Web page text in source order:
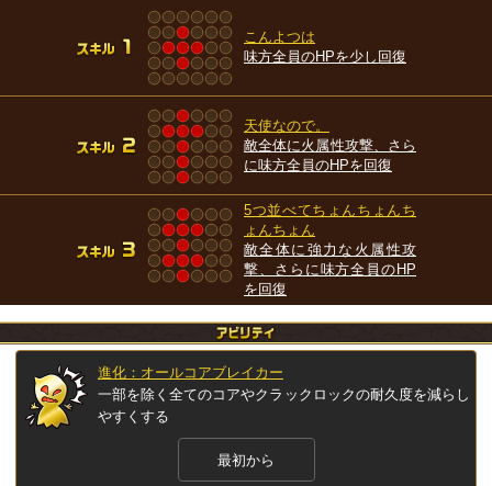
こんよつは
味方全員のHPを少し回復
天使なので。
敵全体に火属性攻撃、さら
に味方全員のHPを回復
5つ並べてちょんちょんち
ょんちょん
敵全体に強力な火属性攻
撃、さらに味方全員のHP
を回復
進化：オールコアブレイカー
一部を除く全てのコアやクラックロックの耐久度を減らし
やすくする
最初から